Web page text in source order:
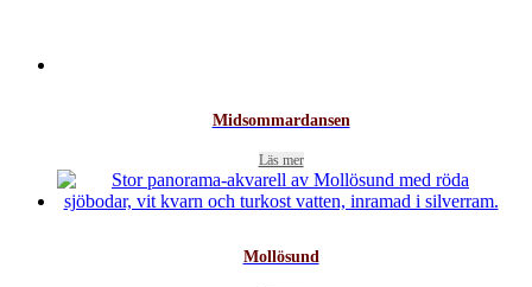
Midsommardansen
Läs mer
Mollösund